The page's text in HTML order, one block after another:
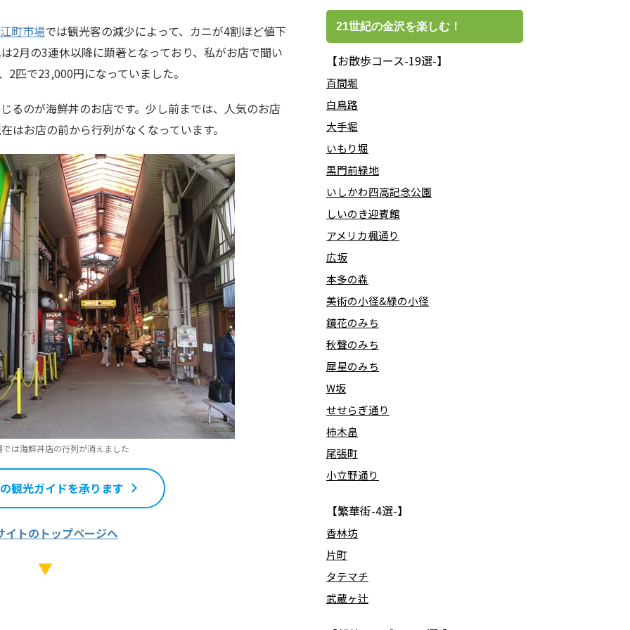
町市場では観光客の減少によって、カニが4割ほど値下
2月の3連休以降に顕著となっており、私がお店で聞い
匹で23,000円になっていました。
るのが海鮮丼のお店です。少し前までは、人気のお店
はお店の前から行列がなくなっています。
は海鮮丼店の行列が消えました
観光ガイドを承ります
イトのトップページへ
▼
21世紀の金沢を楽しむ！
【お散歩コース-19選-】
百間堀
白鳥路
大手堀
いもり堀
黒門前緑地
いしかわ四高記念公園
しいのき迎賓館
アメリカ楓通り
広坂
本多の森
美術の小径&緑の小径
鏡花のみち
秋聲のみち
犀星のみち
W坂
せせらぎ通り
柿木畠
尾張町
小立野通り
【繁華街-4選-】
香林坊
片町
タテマチ
武蔵ヶ辻